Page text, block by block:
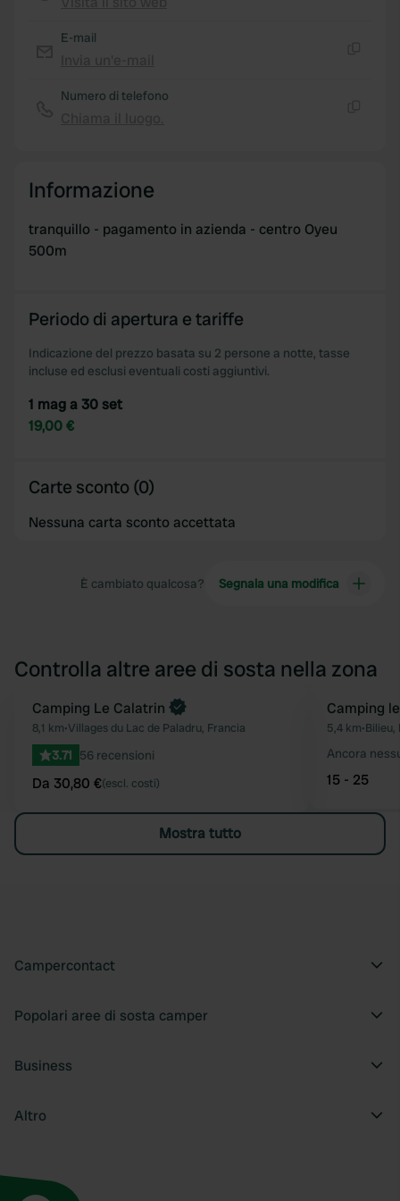
E-mail
Numero di telefono
Informazione
tranquillo - pagamento in azienda - centro Oyeu
500m
Periodo di apertura e tariffe
Indicazione del prezzo basata su 2 persone a notte, tasse
incluse ed esclusi eventuali costi aggiuntivi.
1 mag a 30 set
19,00 €
Carte sconto (0)
Nessuna carta sconto accettata
È cambiato qualcosa? Segnala una modifica
Controlla altre aree di sosta nella zona
Preferito
Prenota ora
Camping Le Calatrin
8,1 km•Villages du Lac de Paladru, Francia
3.71 56 recensioni
Da 30,80 €(escl. costi)
Camping
5,4 km•Bilieu,
Ancora
15 - 25
Mostra tutto
Campercontact
Popolari aree di sosta camper
Business
Altro